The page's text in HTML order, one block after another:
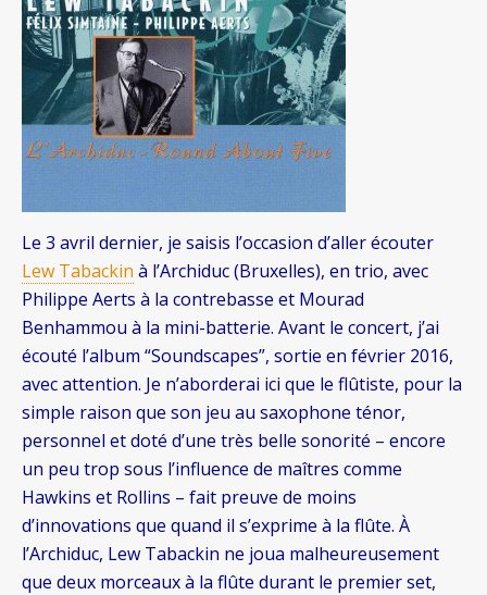
Le 3 avril dernier, je saisis l’occasion d’aller écouter
Lew Tabackin à l’Archiduc (Bruxelles), en trio, avec
Philippe Aerts à la contrebasse et Mourad
Benhammou à la mini-batterie. Avant le concert, j’ai
écouté l’album “Soundscapes”, sortie en février 2016,
avec attention. Je n’aborderai ici que le flûtiste, pour la
simple raison que son jeu au saxophone ténor,
personnel et doté d’une très belle sonorité – encore
un peu trop sous l’influence de maîtres comme
Hawkins et Rollins – fait preuve de moins
d’innovations que quand il s’exprime à la flûte. À
l’Archiduc, Lew Tabackin ne joua malheureusement
que deux morceaux à la flûte durant le premier set,